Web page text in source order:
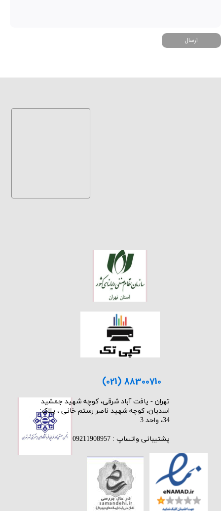
ارسال
(021) 88300710
​تهران - یافت آباد شرقی، کوچه شهید جمشید
اسدیان، کوچه شهید ناصر رستم خانی ، پلاک:
34، واحد 3
پشتیبانی واتساپ : 09211908957